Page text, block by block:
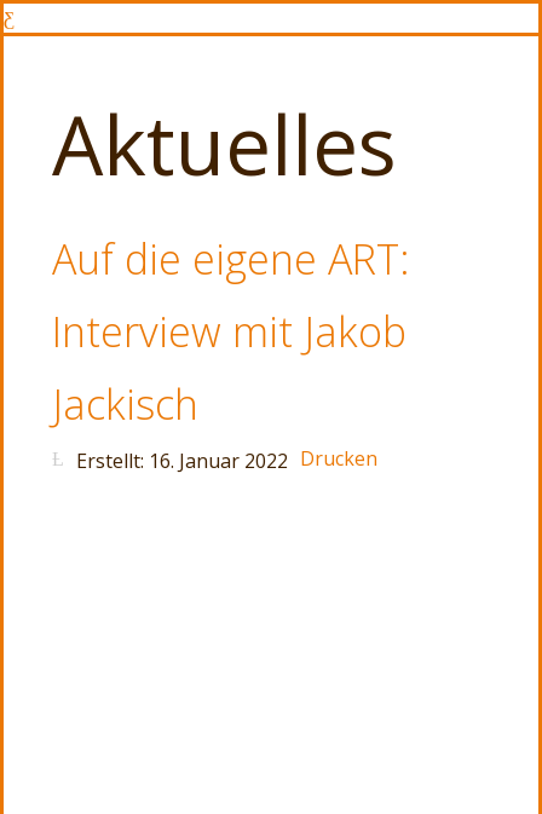
Aktuelles
Auf die eigene ART:
Interview mit Jakob
Jackisch
Erstellt: 16. Januar 2022 Drucken